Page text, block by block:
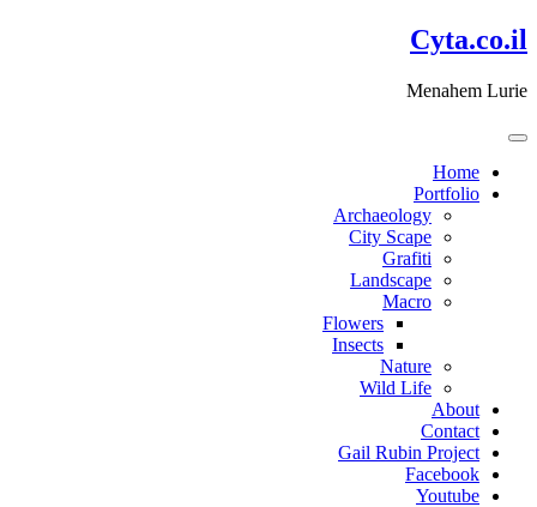
דלג
לתוכן
Cyta.co.il
Menahem Lurie
Home
Portfolio
Archaeology
City Scape
Grafiti
Landscape
Macro
Flowers
Insects
Nature
Wild Life
About
Contact
Gail Rubin Project
Facebook
Youtube